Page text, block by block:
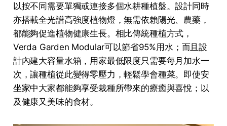
以按不同需要單獨或連接多個水耕種植盤。設計同時
亦搭載全光譜高強度植物燈，無需依賴陽光、農藥，
都能夠促進植物健康生長。相比傳統種植方式，
Verda Garden Modular可以節省95%用水；而且設
計內建大容量水箱，用家最低限度只需要每月加水一
次，讓種植從此變得零壓力，輕鬆學會種菜。即使安
坐家中大家都能夠享受栽種所帶來的療癒與喜悅；以
及健康又美味的食材。